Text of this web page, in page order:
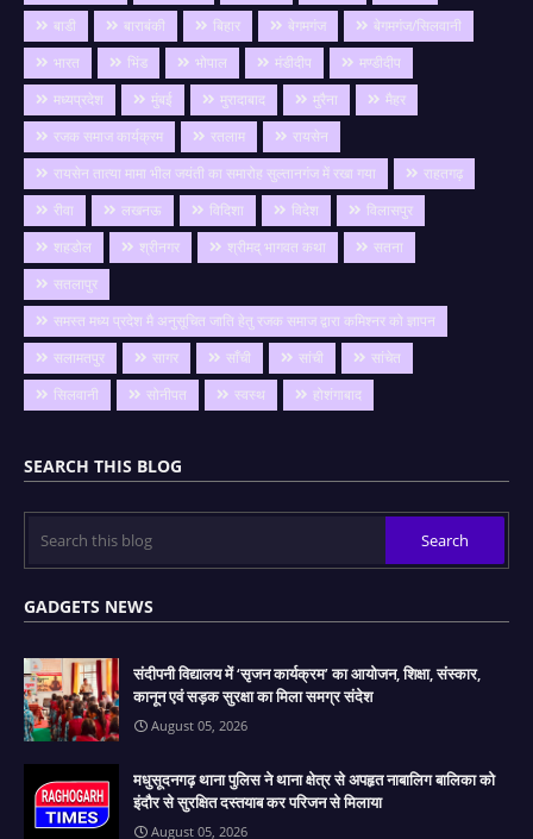
बाडी
बाराबंकी बिहार बेगमगंज
बेगमगंज/सिलवानी
भारत
भिंड भोपाल मंडीदीप
मण्डीदीप
मध्यप्रदेश
मुंबई मुरादाबाद मुरैना
मैहर
रजक समाज कार्यक्रम
रतलाम
रायसेन
रायसेन तात्या मामा भील जयंती का समारोह सुल्तानगंज में रखा गया
राहतगढ़
रीवा
लखनऊ विदिशा विदेश
विलासपुर
शहडोल
श्रीनगर श्रीमद् भागवत कथा
सतना
सतलापुर
समस्त मध्य प्रदेश मै अनुसूचित जाति हेतु रजक समाज द्वारा कमिश्नर को ज्ञापन
सलामतपुर
सागर साँची सांची
सांचेत
सिलवानी
सोनीपत स्वस्थ होशंगाबाद
SEARCH THIS BLOG
GADGETS NEWS
संदीपनी विद्यालय में ‘सृजन कार्यक्रम’ का आयोजन, शिक्षा, संस्कार,
कानून एवं सड़क सुरक्षा का मिला समग्र संदेश
August 05, 2026
मधुसूदनगढ़ थाना पुलिस ने थाना क्षेत्र से अपहृत नाबालिग बालिका को
इंदौर से सुरक्षित दस्तयाब कर परिजन से मिलाया
August 05, 2026